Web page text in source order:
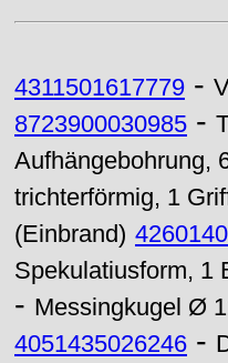
4311501617779 -
8723900030985 -
Aufhängebohrung,
trichterförmig, 1
(Einbrand)
Spekulatiusform, 1
- Messingkugel Ø
4051435026246 -